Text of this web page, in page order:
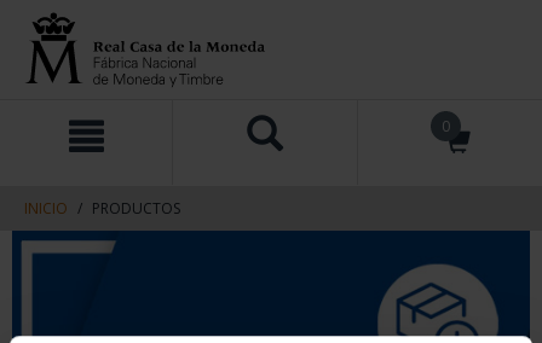
contenido
navegacin
0
INICIO PRODUCTOS